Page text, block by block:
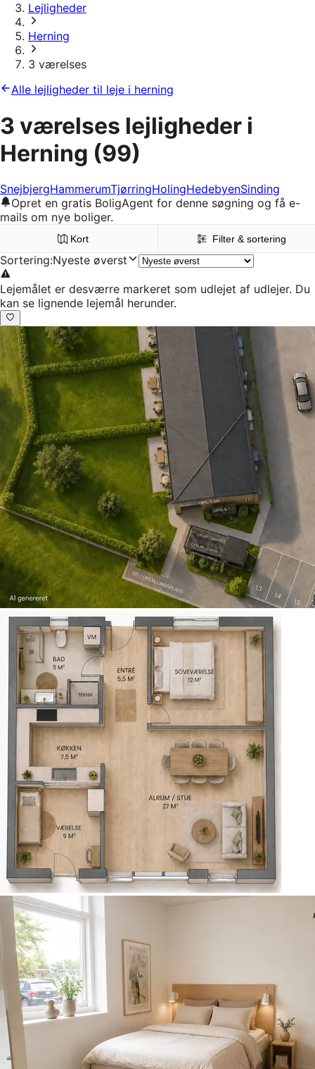
Lejligheder
Herning
3 værelses
Alle lejligheder til leje i herning
3 værelses lejligheder i
Herning (99)
SnejbjergHammerumTjørringHolingHedebyenSinding
Opret en gratis BoligAgent for denne søgning og få e-
mails om nye boliger.
Kort Filter & sortering
Sortering:Nyeste øverst
Lejemålet er desværre markeret som udlejet af udlejer. Du
kan se lignende lejemål herunder.